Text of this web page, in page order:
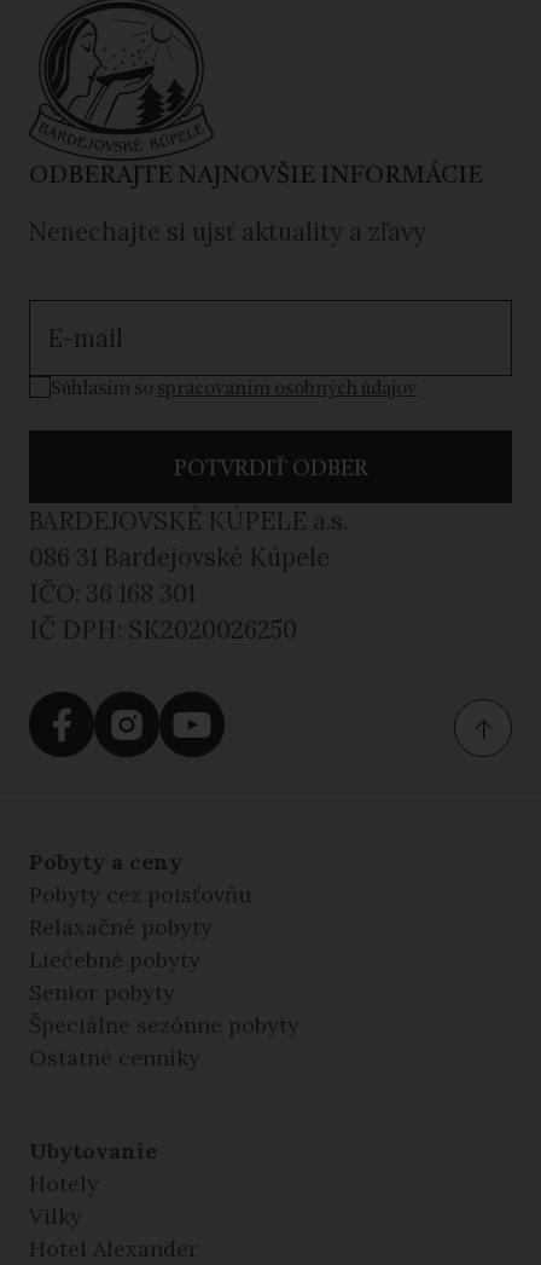
ODBERAJTE NAJNOVŠIE INFORMÁCIE
Nenechajte si ujsť aktuality a zľavy
Súhlasím so spracovaním osobných údajov
Súhlasím so spracovaním osobných údajov
POTVRDIŤ ODBER
BARDEJOVSKÉ KÚPELE a.s.
086 31 Bardejovské Kúpele
IČO: 36 168 301
IČ DPH: SK2020026250
Pobyty a ceny
Pobyty cez poisťovňu
Relaxačné pobyty
Liečebné pobyty
Senior pobyty
Špeciálne sezónne pobyty
Ostatné cenníky
Ubytovanie
Hotely
Vilky
Hotel Alexander